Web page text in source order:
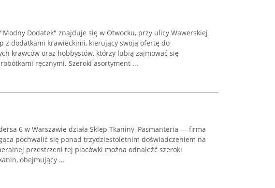
Dodatek" znajduje się w Otwocku, przy ulicy Wawerskiej
z dodatkami krawieckimi, kierujący swoją ofertę do
krawców oraz hobbystów, którzy lubią zajmować się
ręcznymi. Szeroki asortyment ...
6 w Warszawie działa Sklep Tkaniny, Pasmanteria — firma
pochwalić się ponad trzydziestoletnim doświadczeniem na
przestrzeni tej placówki można odnaleźć szeroki
obejmujący ...